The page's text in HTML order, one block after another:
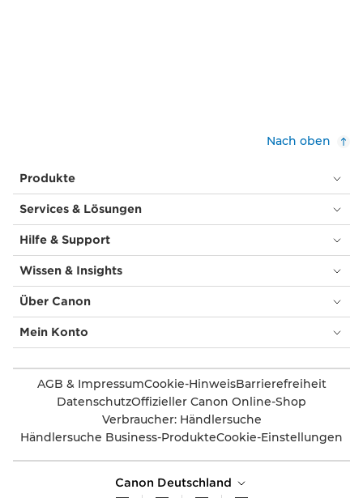
Nach oben
Produkte
Services & Lösungen
Hilfe & Support
Wissen & Insights
Über Canon
Mein Konto
AGB & ImpressumCookie-HinweisBarrierefreiheit
DatenschutzOffizieller Canon Online-Shop
Verbraucher: Händlersuche
Händlersuche Business-ProdukteCookie-Einstellungen
Canon Deutschland